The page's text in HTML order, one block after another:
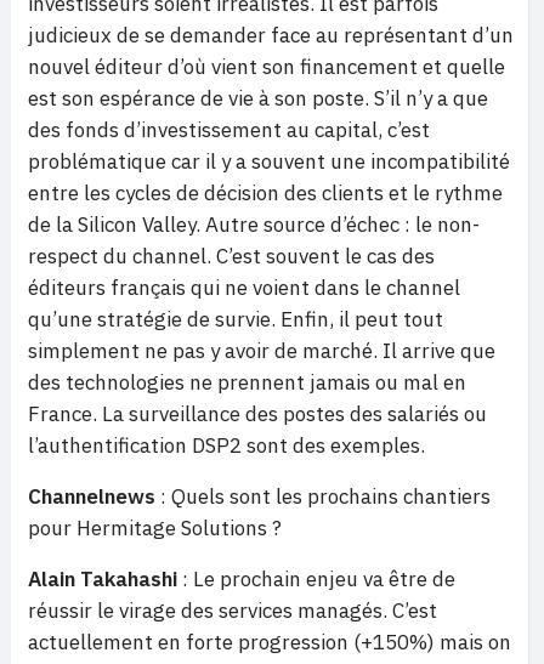
judicieux de se demander face au représentant d’un
nouvel éditeur d’où vient son financement et quelle
est son espérance de vie à son poste. S’il n’y a que
des fonds d’investissement au capital, c’est
problématique car il y a souvent une incompatibilité
entre les cycles de décision des clients et le rythme
de la Silicon Valley. Autre source d’échec : le non-
respect du channel. C’est souvent le cas des
éditeurs français qui ne voient dans le channel
qu’une stratégie de survie. Enfin, il peut tout
simplement ne pas y avoir de marché. Il arrive que
des technologies ne prennent jamais ou mal en
France. La surveillance des postes des salariés ou
l’authentification DSP2 sont des exemples.
Channelnews : Quels sont les prochains chantiers
pour Hermitage Solutions ?
Alain Takahashi : Le prochain enjeu va être de
réussir le virage des services managés. C’est
actuellement en forte progression (+150%) mais on